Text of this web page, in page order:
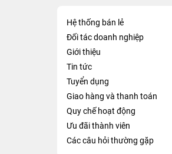
Hệ thống bán lẻ
Đối tác doanh nghiệp
Giới thiệu
Tin tức
Tuyển dụng
Giao hàng và thanh toán
Quy chế hoạt động
Ưu đãi thành viên
Các câu hỏi thường gặp